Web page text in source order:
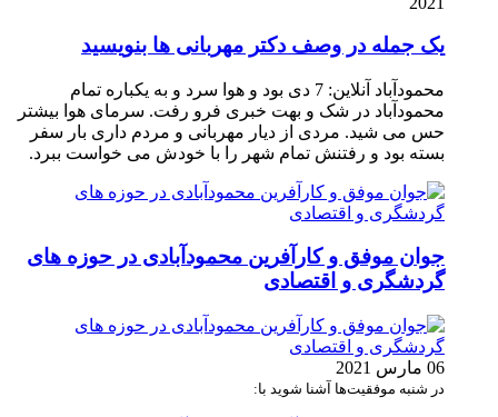
یک جمله در وصف دکتر مهربانی ها بنویسید
محمودآباد آنلاین: 7 دی بود و هوا سرد و به یکباره تمام
محمودآباد در شک و بهت خبری فرو رفت. سرمای هوا بیشتر
حس می شید. مردی از دیار مهربانی و مردم داری بار سفر
بسته بود و رفتنش تمام شهر را با خودش می خواست ببرد.
جوان موفق و کارآفرین محمودآبادی در حوزه های
گردشگری و اقتصادی
06 مارس 2021
در شنبه موفقیت‌ها آشنا شوید با: